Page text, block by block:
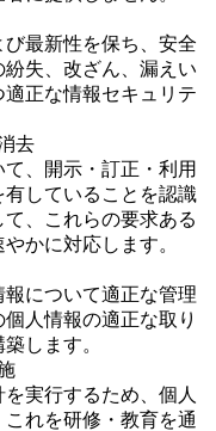
最新性を保ち、安全
失、改ざん、漏えい
正な情報セキュリテ
去
、開示・訂正・利用
していることを認識
、これらの要求ある
かに対応します。
について適正な管理
人情報の適正な取り
します。
実行するため、個人
れを研修・教育を通